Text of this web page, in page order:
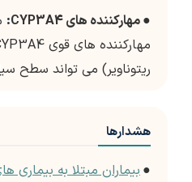
●مهارکننده های CYP3A4:
ریتوناویر) می تواند سطح
هشدارها
●بیماران مبتلا به بیماری